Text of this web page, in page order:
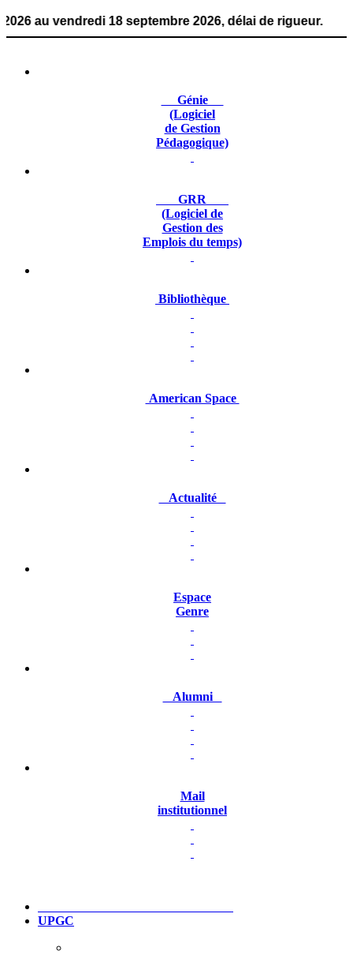
vendredi 18 septembre 2026, délai de rigueur.
Génie
(Logiciel
de Gestion
Pédagogique)
GRR
(Logiciel de
Gestion des
Emplois du temps)
Bibliothèque
American Space
Actualité
Espace
Genre
Alumni
Mail
institutionnel
UPGC